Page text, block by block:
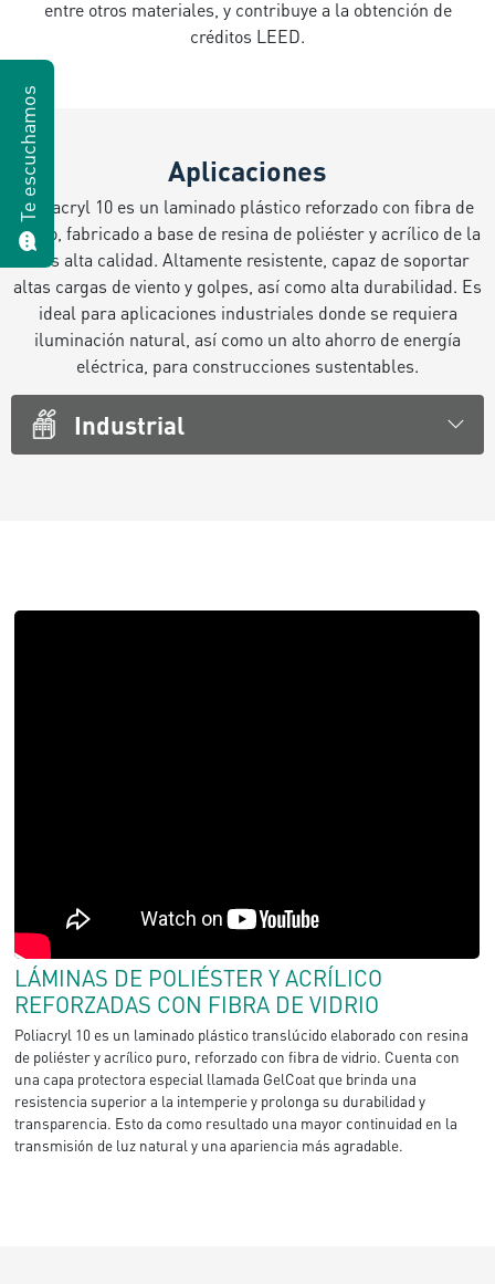
entre otros materiales, y contribuye a la obtención de
créditos LEED.
Aplicaciones
Poliacryl 10 es un laminado plástico reforzado con fibra de
vidrio, fabricado a base de resina de poliéster y acrílico de la
más alta calidad. Altamente resistente, capaz de soportar
altas cargas de viento y golpes, así como alta durabilidad. Es
ideal para aplicaciones industriales donde se requiera
iluminación natural, así como un alto ahorro de energía
eléctrica, para construcciones sustentables.
Industrial
LÁMINAS DE POLIÉSTER Y ACRÍLICO
REFORZADAS CON FIBRA DE VIDRIO
Poliacryl 10 es un laminado plástico translúcido elaboradocon resina
de poliésteryacrílico puro, reforzadoconfibra devidrio. Cuenta con
una capa protectora especial llamada GelCoatque brinda una
resistencia superior a la intemperiey prolonga su durabilidady
transparencia. Esto dacomo resultado una mayorcontinuidad en la
transmisión de luz natural y una apariencia más agradable.
Te escuchamos